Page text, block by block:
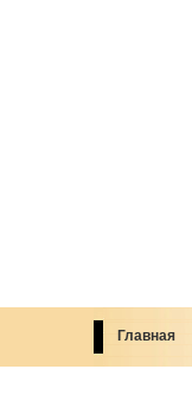
Главная